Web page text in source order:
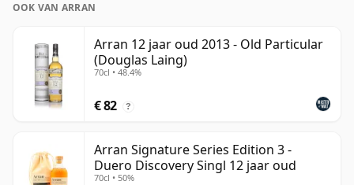
OOK VAN ARRAN
Arran 12 jaar oud 2013 - Old Particular
(Douglas Laing)
70cl • 48.4%
€ 82 ?
Arran Signature Series Edition 3 -
Duero Discovery Singl 12 jaar oud
70cl • 50%